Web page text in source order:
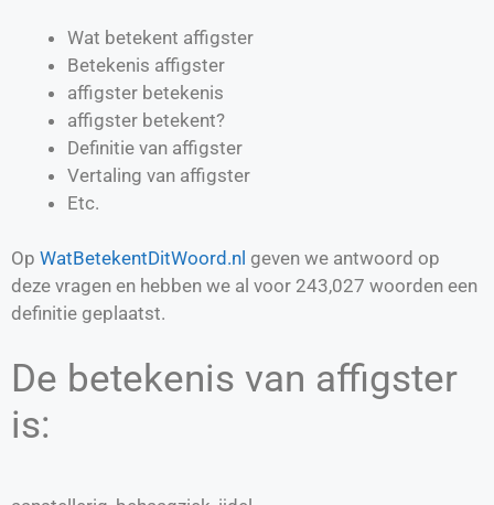
Wat betekent affigster
Betekenis affigster
affigster betekenis
affigster betekent?
Definitie van affigster
Vertaling van affigster
Etc.
Op WatBetekentDitWoord.nl geven we antwoord op
deze vragen en hebben we al voor 243,027 woorden een
definitie geplaatst.
De betekenis van affigster
is: